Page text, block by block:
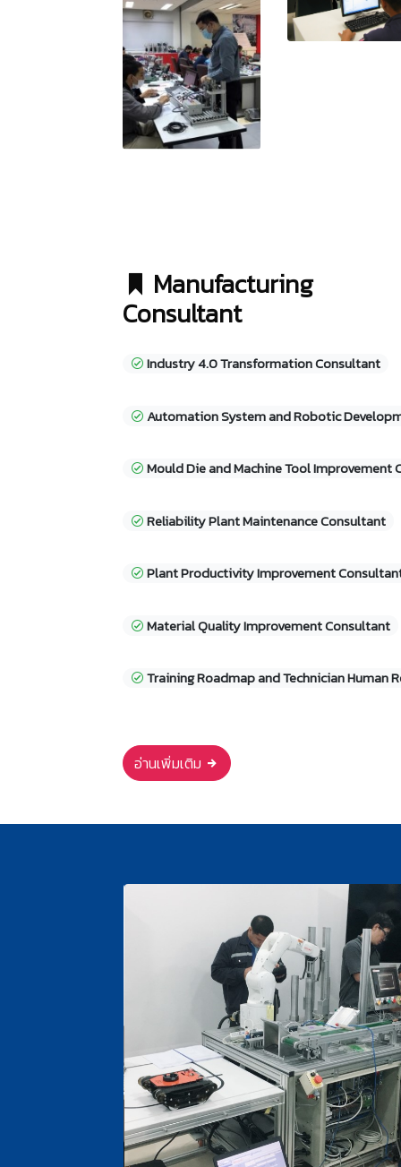
Manufacturing
Consultant
Industry 4.0 Transformation Consultant
Automation System and Robotic
Mould Die and Machine Tool Improvement
Reliability Plant Maintenance Consultant
Plant Productivity Improvement
Material Quality Improvement Consultant
Training Roadmap and Technician Human
อ่านเพิ่มเติม